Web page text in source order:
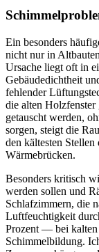
Ein besonders
nicht nur in
Ursache liegt oft in
Gebäudedichtheit
fehlender
die alten
getauscht werden,
sorgen, steigt die
den kältesten
Wärmebrücken.
Besonders kritisch
werden sollen und
Schlafzimmern, die
Luftfeuchtigkeit
Prozent — bei kalten
Schimmelbildung.